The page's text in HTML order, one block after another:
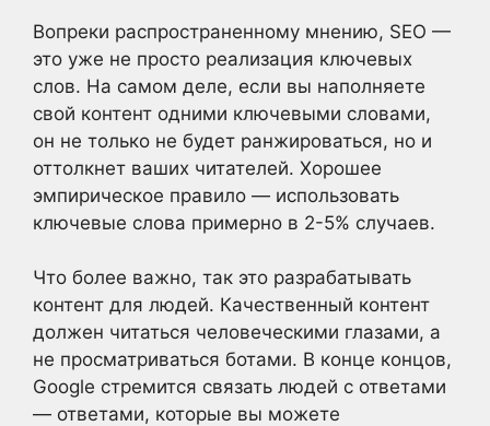
Вопреки распространенному мнению, SEO —
это уже не просто реализация ключевых
слов. На самом деле, если вы наполняете
свой контент одними ключевыми словами,
он не только не будет ранжироваться, но и
оттолкнет ваших читателей. Хорошее
эмпирическое правило — использовать
ключевые слова примерно в 2-5% случаев.
Что более важно, так это разрабатывать
контент для людей. Качественный контент
должен читаться человеческими глазами, а
не просматриваться ботами. В конце концов,
Google стремится связать людей с ответами
— ответами, которые вы можете